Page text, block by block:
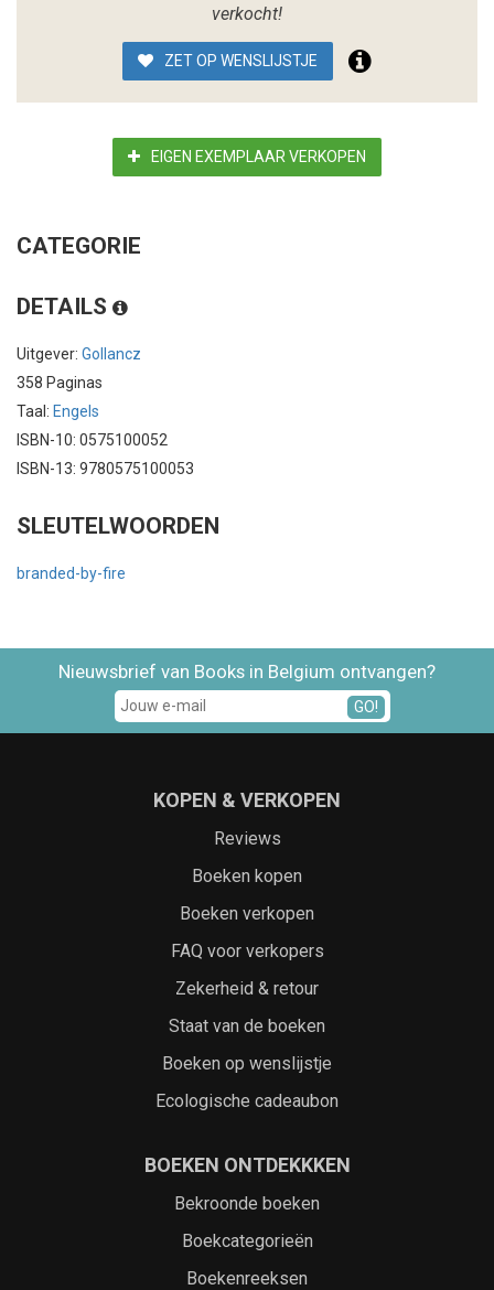
verkocht!
ZET OP WENSLIJSTJE
EIGEN EXEMPLAAR VERKOPEN
CATEGORIE
DETAILS
Uitgever: Gollancz
358 Paginas
Taal: Engels
ISBN-10: 0575100052
ISBN-13: 9780575100053
SLEUTELWOORDEN
branded-by-fire
Nieuwsbrief van Books in Belgium ontvangen?
GO!
KOPEN & VERKOPEN
Reviews
Boeken kopen
Boeken verkopen
FAQ voor verkopers
Zekerheid & retour
Staat van de boeken
Boeken op wenslijstje
Ecologische cadeaubon
BOEKEN ONTDEKKKEN
Bekroonde boeken
Boekcategorieën
Boekenreeksen